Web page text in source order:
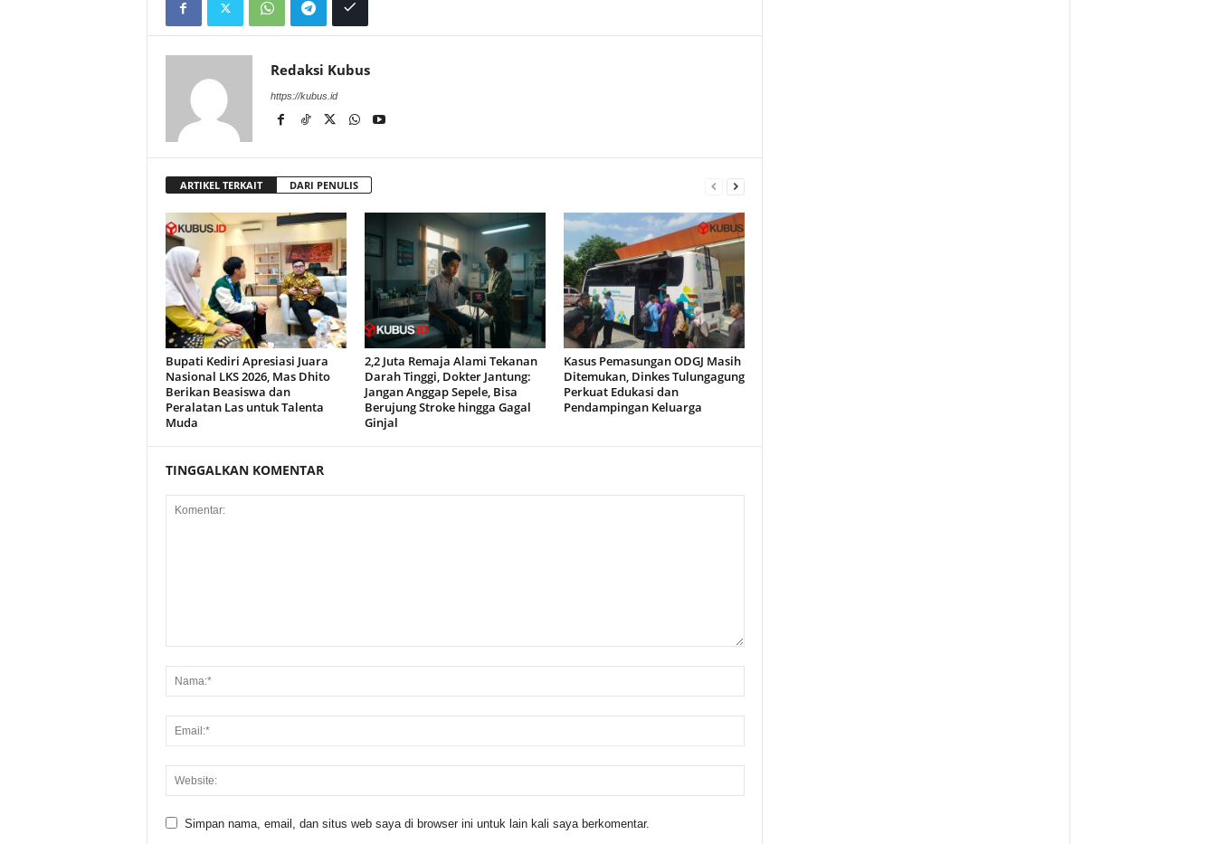
Redaksi Kubus
https://kubus.id
ARTIKEL TERKAIT DARI PENULIS
Bupati Kediri Apresiasi Juara
Nasional LKS 2026, Mas Dhito
Berikan Beasiswa dan
Peralatan Las untuk Talenta
Muda
2,2 Juta Remaja Alami Tekanan
Darah Tinggi, Dokter Jantung:
Jangan Anggap Sepele, Bisa
Berujung Stroke hingga Gagal
Ginjal
Kasus Pemasungan ODGJ Masih
Ditemukan, Dinkes Tulungagung
Perkuat Edukasi dan
Pendampingan Keluarga
TINGGALKAN KOMENTAR
Simpan nama, email, dan situs web saya di browser ini untuk lain kali saya berkomentar.